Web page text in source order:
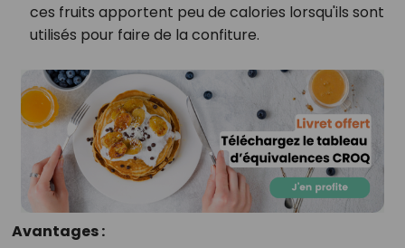
ces fruits apportent peu de calories lorsqu'ils sont
utilisés pour faire de la confiture.
Avantages :